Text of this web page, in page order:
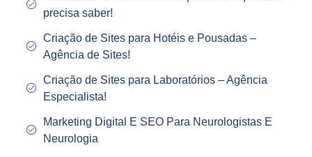
precisa saber!
Criação de Sites para Hotéis e Pousadas –
Agência de Sites!
Criação de Sites para Laboratórios – Agência
Especialista!
Marketing Digital E SEO Para Neurologistas E
Neurologia